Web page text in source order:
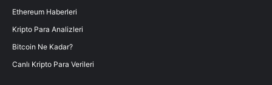
Ethereum Haberleri
Kripto Para Analizleri
Bitcoin Ne Kadar?
Canlı Kripto Para Verileri